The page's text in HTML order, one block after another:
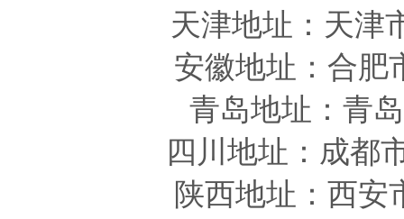
天津地址 ：天津
安徽地址 ：合
青岛地址 ：青
四川 地址 ：成都
陕西地址 ：西